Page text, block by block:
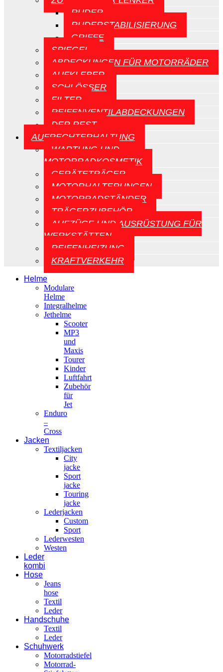
RUDER
RUDERSTABILISIERUNG
GRIFFE
SPIEGEL
ABDECKUNGEN FÜR MOTORRÄDER
AUFKLEBER
SCHLÖSSER
FILTER
REIFENVENTILABDECKUNGEN
DER REST
AUFRECHTERHALTUNG
WARTUNG UND
MOTORRADKOSMETIK
GERÄTETRÄGER
MOTORHALTERUNGEN
MOTORRADSTÄNDER
TRÄGERZUBEHÖR
AUFZÜGE UND AUSRÜSTUNG FÜR
WERKSTÄTTEN
REIFENHEIZUNG
KRAFTVERKEHR
Helme
Modulare
Helme
Integralhelme
Jethelme
Scooter
MP3
und
Maxis
Tourer
Kinder
Luftfahrt
Zubehör
für
Jet
Enduro
–
Cross
Jacken
Textiljacken
City
jacke
Sport
jacke
Touring
jacke
Lederjacken
Custom
Sport
Lederwesten
Westen
Leder
kombi
Hose
Jeans
hose
Textil
Leder
Handschuhe
Textil
Leder
Schuhwerk
Motorradstiefel
Motorrad-